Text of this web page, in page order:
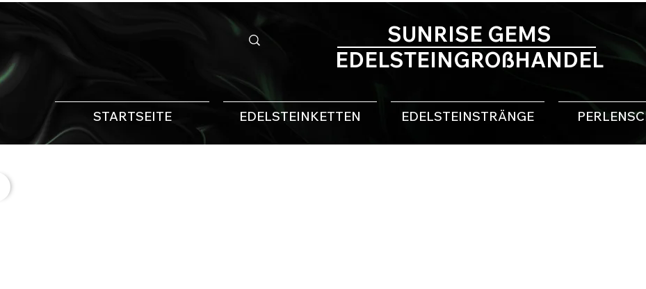
STARTSEITE EDELSTEINKETTEN EDELSTEINSTRÄNGE
SUNRISE GEMS
EDELSTEINGROßHANDEL